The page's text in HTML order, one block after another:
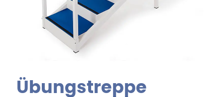
Übungstreppe